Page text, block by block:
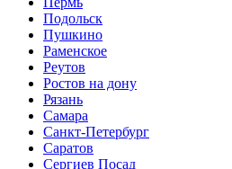
Подольск
Пушкино
Раменское
Реутов
Ростов на дону
Рязань
Самара
Санкт-Петербург
Саратов
Сергиев Посад